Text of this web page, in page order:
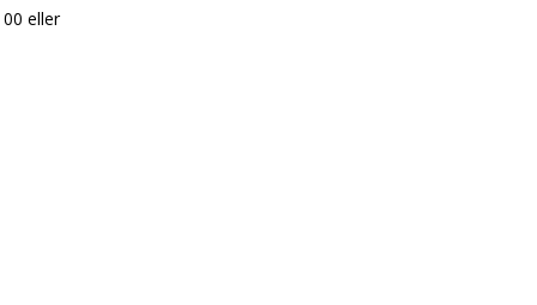
eller